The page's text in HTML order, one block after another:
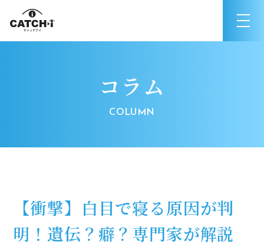
コラム
【衝撃】白目で寝る原因が判
明！遺伝？癖？専門家が解説